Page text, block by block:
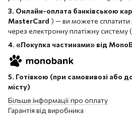
3. Онлайн-оплата банківською
MasterCard ) — ви можете сплатити
через електронну платіжну систему
4. «Покупка частинами» від
5. Готівкою (при самовивозі або
місту)
Більше інформації про оплату
Гарантія від виробника